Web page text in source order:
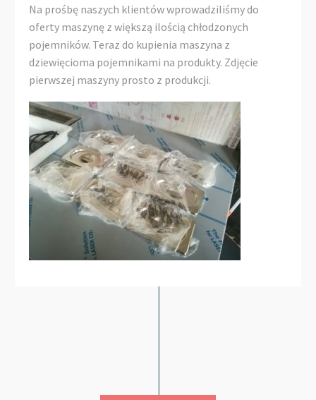
Na prośbę naszych klientów wprowadziliśmy do
oferty maszynę z większą ilością chłodzonych
pojemników. Teraz do kupienia maszyna z
dziewięcioma pojemnikami na produkty. Zdjęcie
pierwszej maszyny prosto z produkcji.